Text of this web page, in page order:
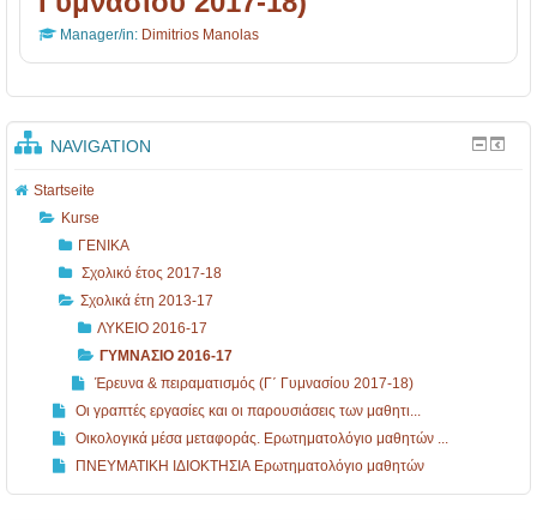
1
Manager/in: Dimitrios Manolas
NAVIGATION
Startseite
Kurse
ΓΕΝΙΚΑ
Σχολικό έτος 2017-18
Σχολικά έτη 2013-17
ΛΥΚΕΙΟ 2016-17
ΓΥΜΝΑΣΙΟ 2016-17
Έρευνα & πειραματισμός (Γ΄ Γυμνασίου 2017-18)
Οι γραπτές εργασίες και οι παρουσιάσεις των μαθητι...
Οικολογικά μέσα μεταφοράς. Ερωτηματολόγιο μαθητών ...
ΠΝΕΥΜΑΤΙΚΗ ΙΔΙΟΚΤΗΣΙΑ Ερωτηματολόγιο μαθητών